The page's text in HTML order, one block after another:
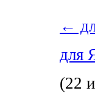
←
для
(22